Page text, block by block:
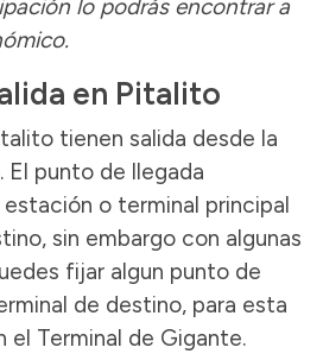
lo podrás encontrar a
en Pitalito
tienen salida desde la
. El punto de llegada
o terminal principal
sin embargo con algunas
fijar algun punto de
de destino, para esta
el Terminal de Gigante.